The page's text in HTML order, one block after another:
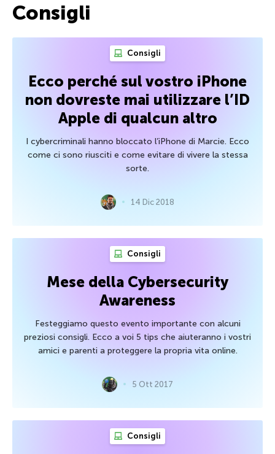
Consigli
Consigli
Ecco perché sul vostro iPhone
non dovreste mai utilizzare l’ID
Apple di qualcun altro
I cybercriminali hanno bloccato l’iPhone di Marcie. Ecco
come ci sono riusciti e come evitare di vivere la stessa
sorte.
14 Dic 2018
Consigli
Mese della Cybersecurity
Awareness
Festeggiamo questo evento importante con alcuni
preziosi consigli. Ecco a voi 5 tips che aiuteranno i vostri
amici e parenti a proteggere la propria vita online.
5 Ott 2017
Consigli